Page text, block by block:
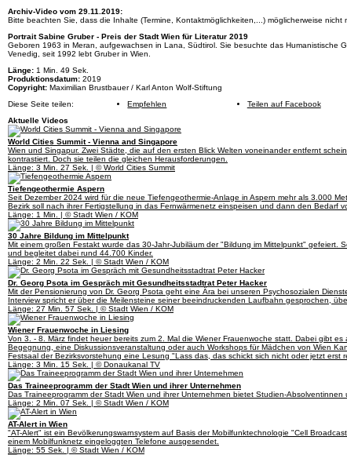
Archiv-Video vom 29.11.2019:
Bitte beachten Sie, dass die Inhalte (Termine, Kontaktmöglichkeiten,...) möglicherweise nicht
Portrait Sabine Gruber - Preis der Stadt Wien für Literatur 2019
Geboren 1963 in Meran, aufgewachsen in Lana, Südtirol. Sie besuchte das Humanistische
Venedig, seit 1992 lebt Gruber in Wien.
Länge: 1 Min. 49 Sek.
Produktionsdatum: 2019
Copyright: Maximilian Brustbauer / Karl Anton Wolf-Stiftung
Diese Seite teilen:
Empfehlen Teilen auf Facebook
Aktuelle Videos
World Cities Summit - Vienna and Singapore
Wien und Singapur. Zwei Städte, die auf den ersten Blick Welten voneinander entfernt
kontrastiert. Doch sie teilen die gleichen Herausforderungen.
Länge: 3 Min. 27 Sek. | © World Cities Summit
Tiefengeothermie Aspern
Seit Dezember 2024 wird für die neue Tiefengeothermie-Anlage in Aspern mehr als 3.000
Bezirk soll nach ihrer Fertigstellung in das Fernwärmenetz einspeisen und dann den Bedarf
Länge: 1 Min. | © Stadt Wien / KOM
30 Jahre Bildung im Mittelpunkt
Mit einem großen Festakt wurde das 30-Jahr-Jubiläum der "Bildung im Mittelpunkt"
und begleitet dabei rund 44.700 Kinder.
Länge: 2 Min. 22 Sek. | © Stadt Wien / KOM
Dr. Georg Psota im Gespräch mit Gesundheitsstadtrat Peter Hacker
Mit der Pensionierung von Dr. Georg Psota geht eine Ära bei unseren Psychosozialen
Interview spricht er über die Meilensteine seiner beeindruckenden Laufbahn gesprochen,
Länge: 27 Min. 57 Sek. | © Stadt Wien / KOM
Wiener Frauenwoche in Liesing
Von 3. - 8. März findet heuer bereits zum 2. Mal die Wiener Frauenwoche statt. Dabei gibt
Begegnung, eine Diskussionsveranstaltung oder auch Workshops für Mädchen von Wien
Festsaal der Bezirksvorstehung eine Lesung "Lass das, das schickt sich nicht oder jetzt erst
Länge: 3 Min. 15 Sek. | © Donaukanal TV
Das Traineeprogramm der Stadt Wien und ihrer Unternehmen
Das Traineeprogramm der Stadt Wien und ihrer Unternehmen bietet Studien-
Länge: 2 Min. 07 Sek. | © Stadt Wien / KOM
AT-Alert in Wien
"AT-Alert" ist ein Bevölkerungswarnsystem auf Basis der Mobilfunktechnologie "Cell
einem Mobilfunknetz eingeloggten Telefone ausgesendet.
Länge: 55 Sek. | © Stadt Wien / KOM